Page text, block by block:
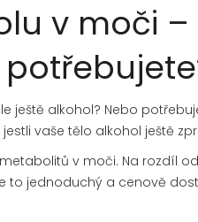
v moči
ještě alkohol? Nebo
vaše tělo alkohol ještě
v moči. Na rozdíl
to jednoduchý a cenově